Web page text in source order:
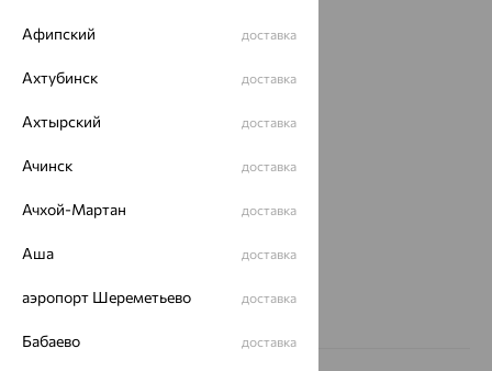
О нас
Магазины и доставка г. Липецк
еще 3
Другие города
Заказать звонок
Афипский доставка
Ахтубинск доставка
Ахтырский доставка
Ачинск доставка
Ачхой-Мартан доставка
Аша доставка
аэропорт Шереметьево доставка
Бабаево доставка